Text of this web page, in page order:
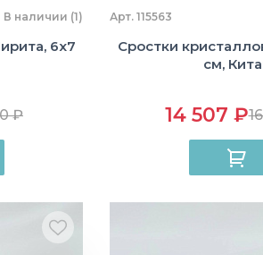
В наличии (1)
6х7
₽
Арт. 115563
Сростки
см,
14 507 ₽